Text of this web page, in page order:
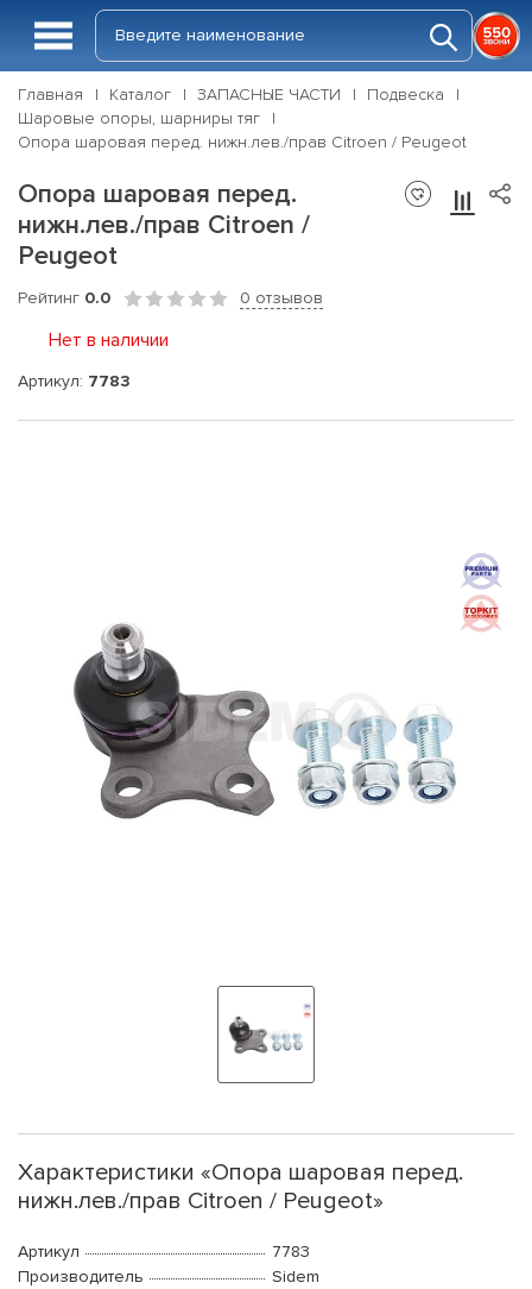
Главная Каталог ЗАПАСНЫЕ ЧАСТИ
Подвеска
Шаровые опоры, шарниры тяг
Опора шаровая перед. нижн.лев./прав Citroen / Peugeot
Опора шаровая перед.
нижн.лев./прав Citroen /
Peugeot
Рейтинг 0.0 0 отзывов
Нет в наличии
Артикул: 7783
Характеристики «Опора шаровая перед.
нижн.лев./прав Citroen / Peugeot»
Артикул
7783
Производитель
Sidem